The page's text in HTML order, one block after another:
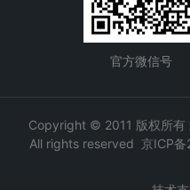
官方微信号
Copyright © 2011 版权所有
All rights reserved 京ICP